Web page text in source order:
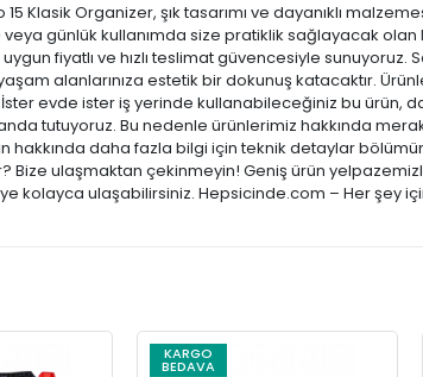
Klasik Organizer, şık tasarımı ve dayanıklı
günlük kullanımda size pratiklik sağlayacak
fiyatlı ve hızlı teslimat güvencesiyle
alanlarınıza estetik bir dokunuş katacaktır.
İster evde ister iş yerinde kullanabileceğiniz bu ürün,
tutuyoruz. Bu nedenle ürünlerimiz hakkında
hakkında daha fazla bilgi için teknik detaylar
Bize ulaşmaktan çekinmeyin! Geniş ürün
kolayca ulaşabilirsiniz. Hepsicinde.com – Her şey
KARGO
BEDAVA